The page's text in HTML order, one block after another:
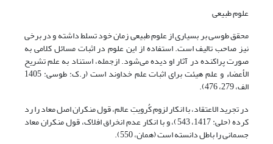
علوم طبیعی
محقق طوسی بر بسیاری از علوم طبیعی زمان خود تسلط داشته و در برخی
نیز صاحب تالیف است. استفاده از این علوم در اثبات مسائل کلامی به
صورت پراکنده در آثار او دیده می‌شود. ازجمله، استناد به علم تشریح
الأعضاء و علم هیئت برای اثبات علم خداوند است (ر.ک: طوسی: 1405
الف، 279، 476).
در تجرید الاعتقاد، با انکار لزوم کُرویتِ عالم، قول منکران اصل معاد را رد
کرده (حلی: 1417، 543)، و با انکار عدم انخراق افلاک، قول منکران معاد
جسمانی را باطل دانسته است (همان، 550).